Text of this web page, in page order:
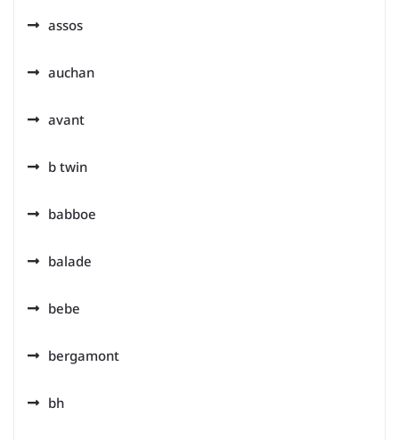
assos
auchan
avant
b twin
babboe
balade
bebe
bergamont
bh